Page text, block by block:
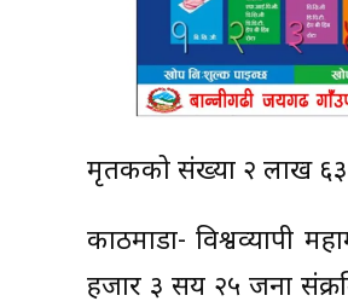
मृतकको संख्या २ लाख ६३
काठमाडौं- विश्वव्यापी
हजार ३ सय २५ जना